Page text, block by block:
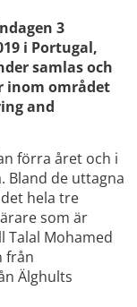
3
i Portugal,
samlas och
inom området
and
förra året och i
Bland de uttagna
hela tre
som är
Talal Mohamed
från
Älghults